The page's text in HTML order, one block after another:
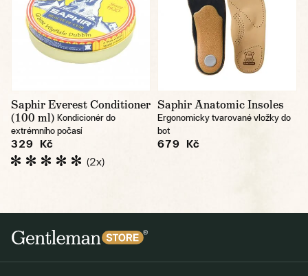
Saphir Everest Conditioner
(100 ml) Kondicionér do
extrémního počasí
329 Kč
(2x)
Saphir Anatomic Insoles
Ergonomicky tvarované vložky do
bot
679 Kč